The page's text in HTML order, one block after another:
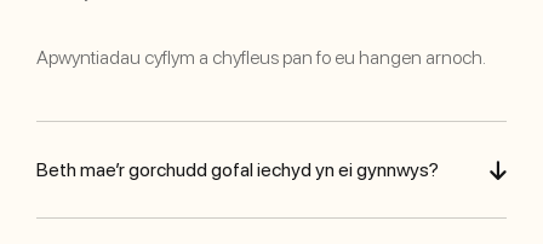
Apwyntiadau cyflym a chyfleus pan fo eu hangen arnoch.
Beth mae’r gorchudd gofal iechyd yn ei gynnwys?